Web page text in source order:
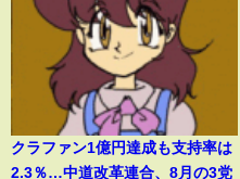
クラファン1億円達成も支持率は
2.3％…中道改革連合、8月の3党